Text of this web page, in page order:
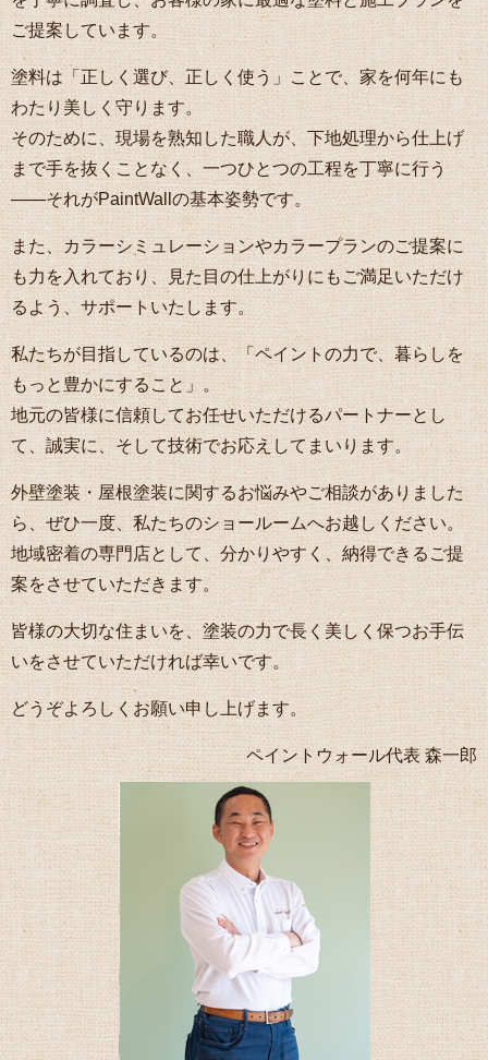
ご提案しています。
塗料は「正しく選び、正しく使う」ことで、家を何年にも
わたり美しく守ります。
そのために、現場を熟知した職人が、下地処理から仕上げ
まで手を抜くことなく、一つひとつの工程を丁寧に行う
――それがPaintWallの基本姿勢です。
また、カラーシミュレーションやカラープランのご提案に
も力を入れており、見た目の仕上がりにもご満足いただけ
るよう、サポートいたします。
私たちが目指しているのは、「ペイントの力で、暮らしを
もっと豊かにすること」。
地元の皆様に信頼してお任せいただけるパートナーとし
て、誠実に、そして技術でお応えしてまいります。
外壁塗装・屋根塗装に関するお悩みやご相談がありました
ら、ぜひ一度、私たちのショールームへお越しください。
地域密着の専門店として、分かりやすく、納得できるご提
案をさせていただきます。
皆様の大切な住まいを、塗装の力で長く美しく保つお手伝
いをさせていただければ幸いです。
どうぞよろしくお願い申し上げます。
ペイントウォール代表 森一郎